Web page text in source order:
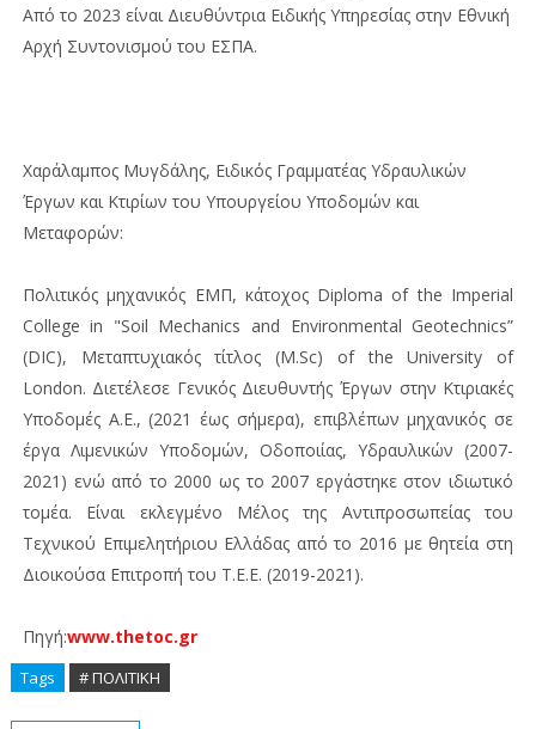
Από το 2023 είναι Διευθύντρια Ειδικής Υπηρεσίας στην Εθνική
Αρχή Συντονισμού του ΕΣΠΑ.
Χαράλαμπος Μυγδάλης, Ειδικός Γραμματέας Υδραυλικών
Έργων και Κτιρίων του Υπουργείου Υποδομών και
Μεταφορών:
Πολιτικός μηχανικός ΕΜΠ, κάτοχος Diploma of the Imperial
College in "Soil Mechanics and Environmental Geotechnics”
(DIC), Μεταπτυχιακός τίτλος (M.Sc) of the University of
London. Διετέλεσε Γενικός Διευθυντής Έργων στην Κτιριακές
Υποδομές Α.Ε., (2021 έως σήμερα), επιβλέπων μηχανικός σε
έργα Λιμενικών Υποδομών, Οδοποιίας, Υδραυλικών (2007-
2021) ενώ από το 2000 ως το 2007 εργάστηκε στον ιδιωτικό
τομέα. Είναι εκλεγμένο Μέλος της Αντιπροσωπείας του
Τεχνικού Επιμελητήριου Ελλάδας από το 2016 με θητεία στη
Διοικούσα Επιτροπή του Τ.Ε.Ε. (2019-2021).
Πηγή:www.thetoc.gr
Tags # ΠΟΛΙΤΙΚΗ